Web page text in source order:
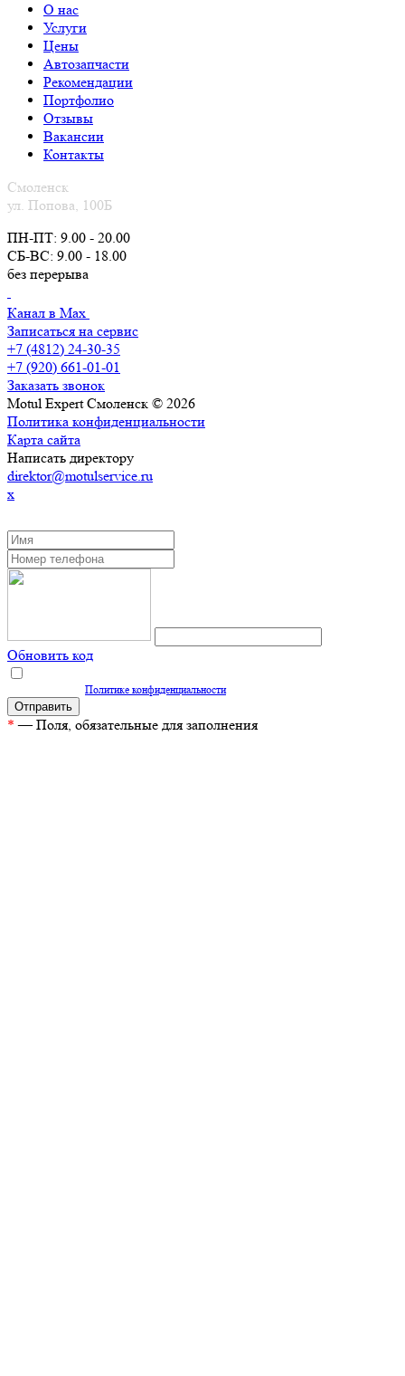
О нас
Услуги
Цены
Автозапчасти
Рекомендации
Портфолио
Отзывы
Вакансии
Контакты
Смоленск
ул. Попова, 100Б
ПН-ПТ: 9.00 - 20.00
СБ-ВС: 9.00 - 18.00
без перерыва
Канал в Max
Записаться на сервис
+7 (4812) 24-30-35
+7 (920) 661-01-01
Заказать звонок
Motul Expert Смоленск © 2026
Политика конфиденциальности
Карта сайта
Написать директору
direktor@motulservice.ru
x
Обновить код
Политике конфиденциальности
* — Поля, обязательные для заполнения